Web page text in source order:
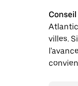
Conseil
villes.